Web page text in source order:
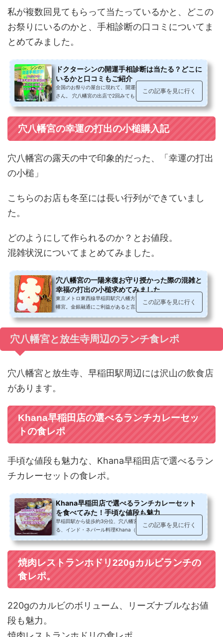
私が複数回見てもらって当たっているかと、どこの
お祭りにいるのかと、手相診断の口コミについてま
とめてみました。
ドクターシンの開運手相診断は当たる？どこに
いるかと口コミもご紹介
全国のお祭りの屋台に現れて、開運手相診断をされているDr.シン
さん。 穴八幡宮の出店で2回みてもらって当たってる？ どこのお
この記事を見に行く
穴八幡宮の幸運の打出の小槌購入記
穴八幡宮の露天の中で印象的だった、「幸運の打出
の小槌」
こちらのお店も冬至には長い行列ができていまし
た。
どのようにして作られるのか？とお値段。
混雑状況についてまとめてみました。
穴八幡宮の一陽来復お守り授かった際の混雑と
幸福の打出の小槌求めてみました
東京メトロ東西線早稲田駅穴八幡方面改札から徒歩3分程の穴八
幡宮。金銀融通にご利益があると言われ、冬至から節分までのみ
この記事を見に行く
穴八幡宮と放生寺周辺のランチ食レポ
穴八幡宮と放生寺、早稲田駅周辺には沢山の飲食店
があります。
Khana早稲田店の選べるランチカレーセッ
トの食レポ
手頃な値段も魅力な、Khana早稲田店で選べるラン
チカレーセットの食レポ。
Khana早稲田店で選べるランチカレーセット
を食べてみた！手頃な値段も魅力
早稲田駅から徒歩約3分位、穴八幡宮から徒歩1分位の場所にあ
る、インド・ネパール料理Khana（カナ） 早稲田店。ドリンク付
この記事を見に行く
焼肉レストランホドリ220gカルビランチの
食レポ。
220gのカルビのボリューム、リーズナブルなお値
段も魅力。